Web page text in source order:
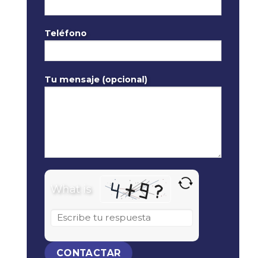
Teléfono
Tu mensaje (opcional)
What is
image to continue.